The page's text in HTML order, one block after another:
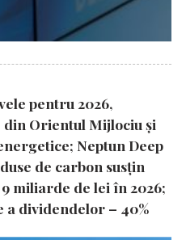
pentru 2026,
Orientul Mijlociu și
Neptun Deep
de carbon susțin
miliarde de lei în 2026;
a dividendelor – 40%